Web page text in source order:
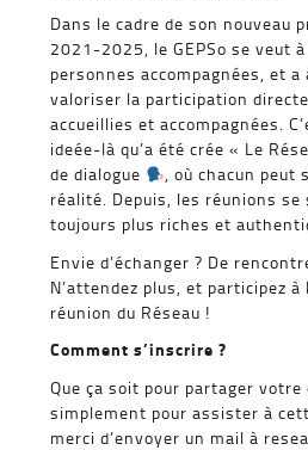
Dans le cadre de son nouveau
2021-2025, le GEPSo se veut à
personnes accompagnées, et
valoriser la participation
accueillies et accompagnées.
ideée-là qu’a été crée « Le
de dialogue
, où chacun peut
réalité. Depuis, les réunions se
toujours plus riches et
Envie d’échanger ? De
N’attendez plus, et participez à
réunion du Réseau !
Comment s’inscrire ?
Que ça soit pour partager votre
simplement pour assister à
merci d’envoyer un mail à